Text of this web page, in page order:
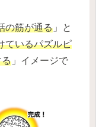
の筋が通る 」と
ているパズルピ
る 」イメージで